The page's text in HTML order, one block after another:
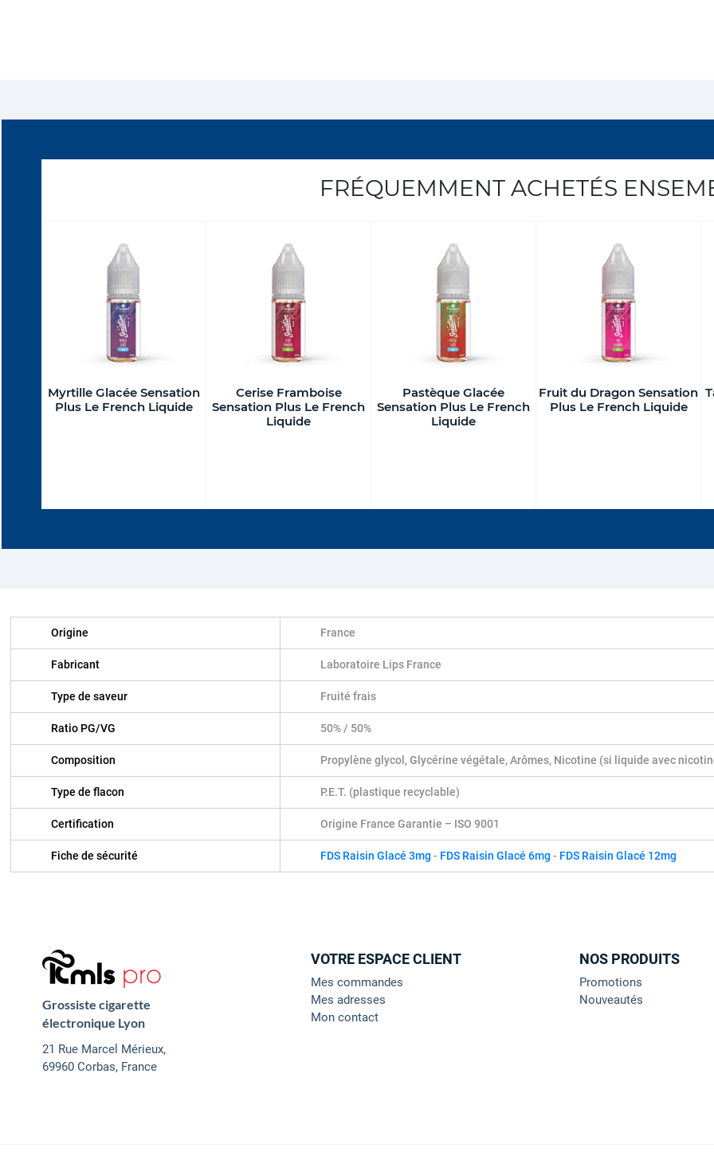
FRÉQUEMMENT ACHETÉS
Myrtille Glacée Sensation
Plus Le French Liquide
Cerise Framboise
Sensation Plus Le French
Liquide
Pastèque Glacée
Sensation Plus Le French
Liquide
Fruit du Dragon Sensation
Plus Le French Liquide
Origine France
Fabricant Laboratoire Lips France
Type de saveur Fruité frais
Ratio PG/VG 50% / 50%
Composition Propylène glycol, Glycérine végétale, Arômes, Nicotine (si liquide avec
Type de flacon P.E.T. (plastique recyclable)
Certification Origine France Garantie – ISO 9001
Fiche de sécurité FDS Raisin Glacé 3mg - FDS Raisin Glacé 6mg - FDS Raisin Glacé 12mg
Grossiste cigarette
électronique Lyon
21 Rue Marcel Mérieux,
69960 Corbas, France
VOTRE ESPACE CLIENT
Mes commandes
Mes adresses
Mon contact
NOS PRODUITS
Promotions
Nouveautés